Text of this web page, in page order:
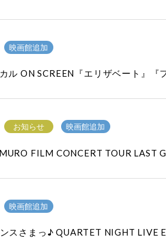
映画館追加
ル ON SCREEN『エリザベート』
お知らせ 映画館追加
FILM CONCERT TOUR LAST
映画館追加
スさまっ♪ QUARTET NIGHT LIVE